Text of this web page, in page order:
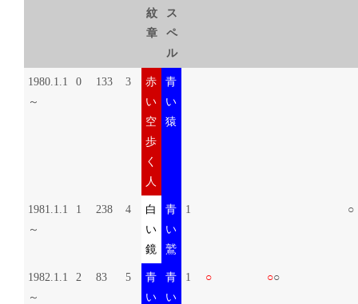
紋
章
ス
ペ
ル
1980.1.1
～
0 133 3
赤
い
空
歩
く
人
青
い
猿
1981.1.1
～
1 238 4
白
い
鏡
青
い
鷲
1 ○
1982.1.1
～
2 83 5
青
い
青
い
1 ○ ○○